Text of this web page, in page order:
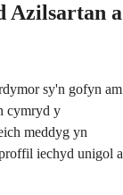
Azilsartan a
sy'n gofyn am
cymryd y
meddyg yn
iechyd unigol a